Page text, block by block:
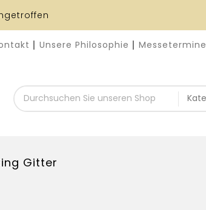
Unsere Philosophie Messetermine
Durchsuchen
Sie
unseren
Gitter